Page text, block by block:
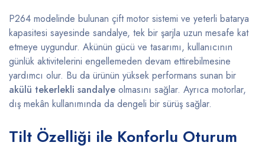
P264 modelinde bulunan çift motor sistemi ve yeterli batarya
kapasitesi sayesinde sandalye, tek bir şarjla uzun mesafe kat
etmeye uygundur. Akünün gücü ve tasarımı, kullanıcının
günlük aktivitelerini engellemeden devam ettirebilmesine
yardımcı olur. Bu da ürünün yüksek performans sunan bir
akülü tekerlekli sandalye olmasını sağlar. Ayrıca motorlar,
dış mekân kullanımında da dengeli bir sürüş sağlar.
Tilt Özelliği ile Konforlu Oturum